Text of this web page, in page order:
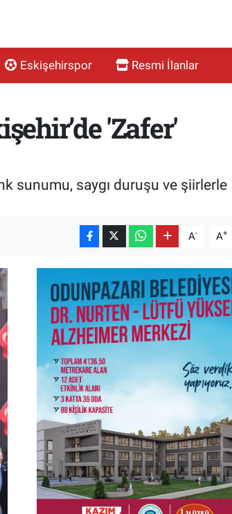
Eskişehirspor Resmi İlanlar
'Zafer'
sunumu, saygı duruşu ve şiirlerle
A- A+